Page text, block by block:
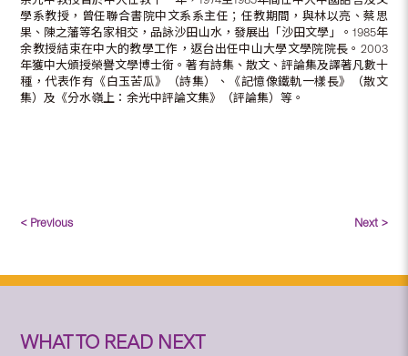
學系教授，曾任聯合書院中文系系主任；任教期間，與林以亮、蔡思
果、陳之藩等名家相交，品詠沙田山水，發展出「沙田文學」。1985年
余教授結束在中大的教學工作，返台出任中山大學文學院院長。2003
年獲中大頒授榮譽文學博士銜。著有詩集、散文、評論集及譯著凡數十
種，代表作有《白玉苦瓜》（詩集）、《記憶像鐵軌一樣長》（散文
集）及《分水嶺上：余光中評論文集》（評論集）等。
< Previous Next >
WHAT TO READ NEXT